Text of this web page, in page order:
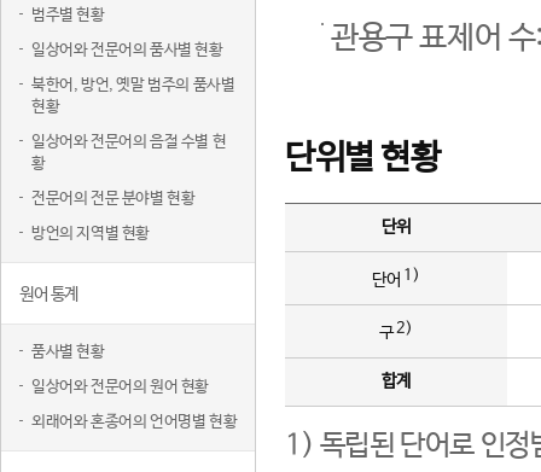
범주별 현황
일상어와 전문어의 품사별 현황
북한어, 방언, 옛말 범주의 품사별
현황
일상어와 전문어의 음절 수별 현
황
전문어의 전문 분야별 현황
방언의 지역별 현황
원어 통계
품사별 현황
일상어와 전문어의 원어 현황
외래어와 혼종어의 언어명별 현황
관용구 표제어
단위별 현황
단위
단어 1)
구2)
합계
1) 독립된 단어로 인정